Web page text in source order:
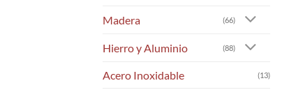
Madera (66)
Hierro y Aluminio (88)
Acero Inoxidable (13)